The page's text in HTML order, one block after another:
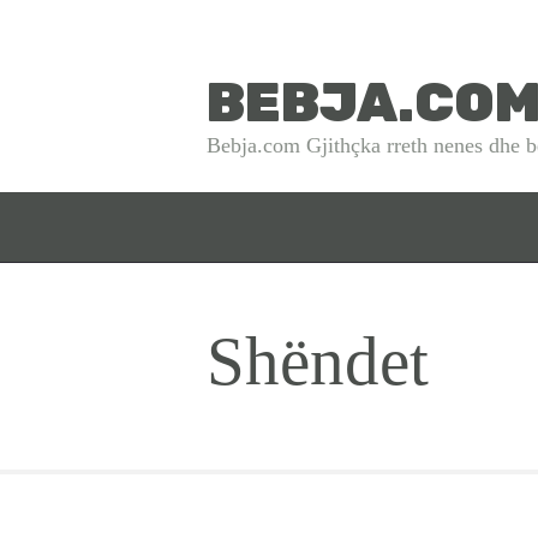
BEBJA.COM
Bebja.com Gjithçka rreth nenes dhe
Shëndet